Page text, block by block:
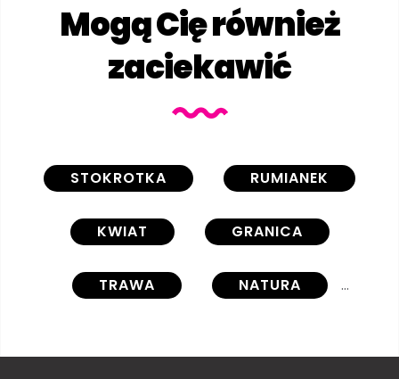
Mogą Cię również
zaciekawić
STOKROTKA RUMIANEK
KWIAT GRANICA
TRAWA NATURA